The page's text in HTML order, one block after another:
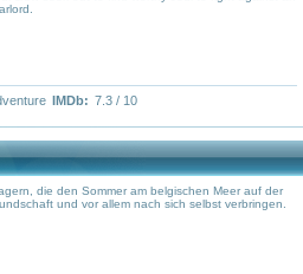
IMDb: 7.3 / 10
die den Sommer am belgischen Meer auf der
und vor allem nach sich selbst verbringen.